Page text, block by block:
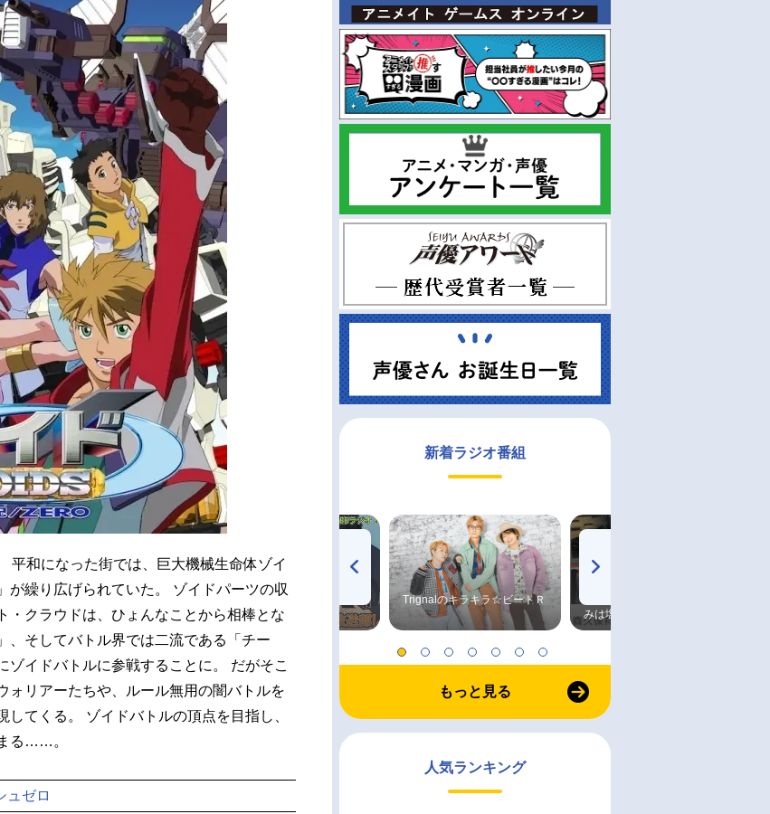
平和になった街では、巨大機械生命体ゾイ
が繰り広げられていた。 ゾイドパーツの収
・クラウドは、ひょんなことから相棒とな
、そしてバトル界では二流である「チー
ゾイドバトルに参戦することに。 だがそこ
ォリアーたちや、ルール無用の闇バトルを
てくる。 ゾイドバトルの頂点を目指し、
る……。
ュゼロ
新着ラジオ番組
TVアニメ『戦隊大失格』
radio 大直会 2nd season
ハイキュー!! 烏野高校放送部! Trignalのキラキラ☆ビートＲ
みは塩だけ
もっと見る
人気ランキング